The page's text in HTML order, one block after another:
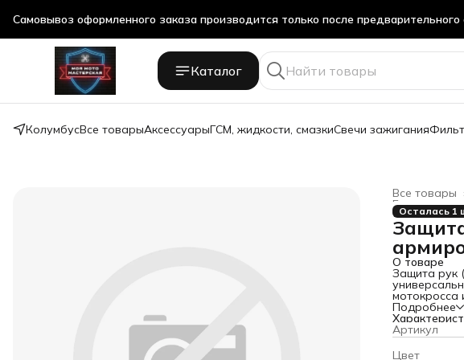
Самовывоз оформленного заказа производится только после предварительного
Каталог
КолумбусВсе товарыАксессуарыГСМ, жидкости, смазкиСвечи зажигания
Все товары
Главная ›
Осталась 1
О товаре
Защита рук
мотокросса
рычаги от
Основные
Модель:
Цвет: синий
Подробнее
Артикул
Цвет